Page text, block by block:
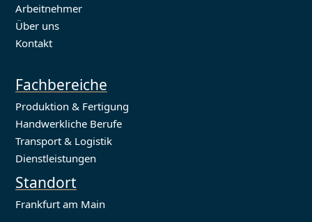
Arbeitnehmer
Über uns
Kontakt
Fachbereiche
Produktion & Fertigung
Handwerkliche Berufe
Transport & Logistik
Dienstleistungen
Standort
Frankfurt am Main